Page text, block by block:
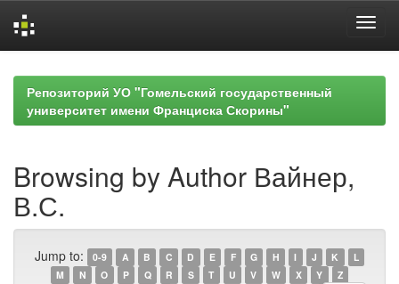
navigationРепозиторий УО "Гомельский государственный
университет имени Франциска Скорины"
Browsing by Author Вайнер,
В.С.
Jump to: 0-9 A B C D E F G H I J K
L
M
N O P Q R S T U V W X Y Z